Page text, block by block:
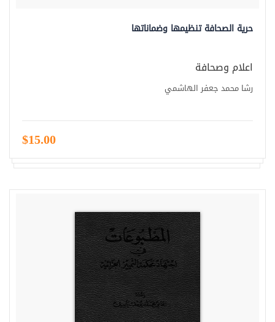
حرية الصحافة تنظيمها وضماناتها
اعلام وصحافة
رشا محمد جعفر الهاشمي
$15.00